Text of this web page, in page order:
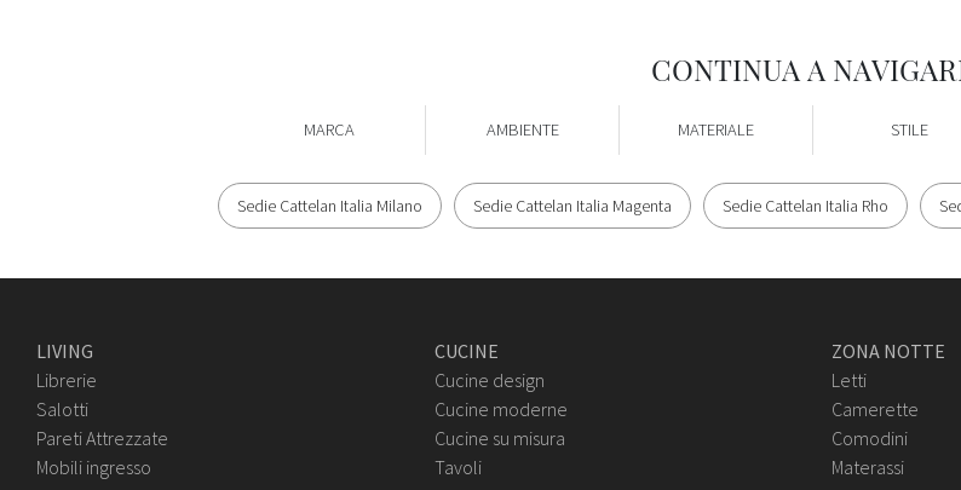
CONTINUA A
MARCA AMBIENTE MATERIALE STILE
Sedie Cattelan Italia Milano Sedie Cattelan Italia Magenta Sedie Cattelan Italia Rho
LIVING
Librerie
Salotti
Pareti Attrezzate
Mobili ingresso
CUCINE
Cucine design
Cucine moderne
Cucine su misura
Tavoli
ZONA NOTTE
Letti
Camerette
Comodini
Materassi